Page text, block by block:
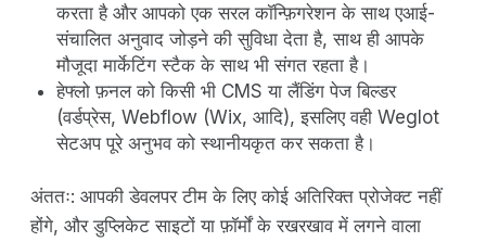
करता है और आपको एक सरल कॉन्फ़िगरेशन के साथ एआई-
संचालित अनुवाद जोड़ने की सुविधा देता है, साथ ही आपके
मौजूदा मार्केटिंग स्टैक के साथ भी संगत रहता है।
हेफ्लो फ़नल को किसी भी CMS या लैंडिंग पेज बिल्डर
(वर्डप्रेस, Webflow (Wix, आदि), इसलिए वही Weglot
सेटअप पूरे अनुभव को स्थानीयकृत कर सकता है।
अंततः: आपकी डेवलपर टीम के लिए कोई अतिरिक्त प्रोजेक्ट नहीं
होंगे, और डुप्लिकेट साइटों या फ़ॉर्मों के रखरखाव में लगने वाला